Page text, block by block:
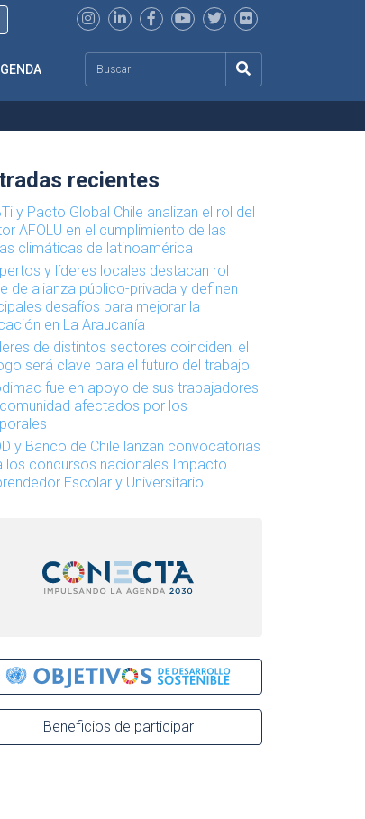
recientes
y Pacto Global Chile analizan el rol del
AFOLU en el cumplimiento de las
climáticas de latinoamérica
y líderes locales destacan rol
de alianza público-privada y definen
desafíos para mejorar la
en La Araucanía
de distintos sectores coinciden: el
será clave para el futuro del trabajo
fue en apoyo de sus trabajadores
afectados por los
y Banco de Chile lanzan convocatorias
los concursos nacionales Impacto
Escolar y Universitario
Beneficios de participar